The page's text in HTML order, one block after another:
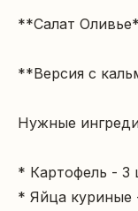
**Салат
**Версия с
Нужные
* Картофель - 3
* Яйца куриные